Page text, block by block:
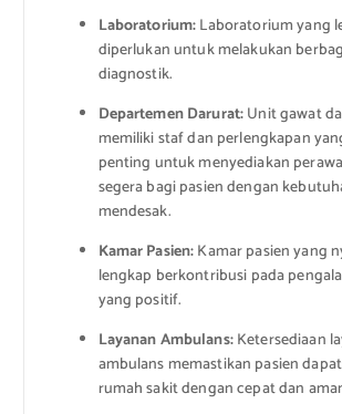
Laboratorium:Laboratorium yang
diperlukan untuk melakukan
diagnostik.
Departemen Darurat:Unit gawat
memiliki staf dan perlengkapan
penting untuk menyediakan
segera bagi pasien dengan
mendesak.
Kamar Pasien:Kamar pasien yang
lengkap berkontribusi pada
yang positif.
Layanan Ambulans:Ketersediaan
ambulans memastikan pasien
rumah sakit dengan cepat dan